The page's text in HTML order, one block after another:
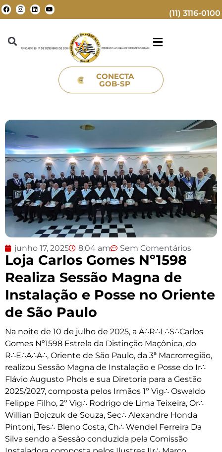
(11) 3116-0100
CONECTA
GOB-SP
junho 17, 2025 8:04 am Sem Comentários
Loja Carlos Gomes Nº1598
Realiza Sessão Magna de
Instalação e Posse no Oriente
de São Paulo
Na noite de 10 de julho de 2025, a A∴R∴L∴S∴Carlos
Gomes Nº1598 Estrela da Distinção Maçônica, do
R∴E∴A∴A∴, Oriente de São Paulo, da 3ª Macrorregião,
realizou Sessão Magna de Instalação e Posse do Ir∴
Flávio Augusto Phols e sua Diretoria para a Gestão
2025/2027, composta pelos Irmãos 1º Vig∴ Oswaldo
Felippe Filho, 2º Vig∴ Rodrigo de Lima Teixeira, Or∴
Willian Bojczuk de Souza, Sec∴ Alexandre Honda
Pintoni, Tes∴ Bleno Costa, Ch∴ Wendel Ferreira Da
Silva sendo a Sessão conduzida pela Comissão